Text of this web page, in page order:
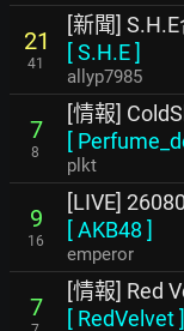
21
41
[新聞]
[S.H.E]
allyp7985
7
8
[情報]
[
plkt
9
16
[LIVE]
[AKB48 ]
emperor
7
[情報] Red
[ RedVelvet]